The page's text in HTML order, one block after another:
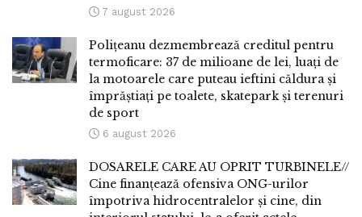
7 august 2026
Polițeanu dezmembrează creditul pentru
termoficare: 37 de milioane de lei, luați de
la motoarele care puteau ieftini căldura și
împrăștiați pe toalete, skatepark și terenuri
de sport
6 august 2026
DOSARELE CARE AU OPRIT TURBINELE//
Cine finanțează ofensiva ONG-urilor
împotriva hidrocentralelor și cine, din